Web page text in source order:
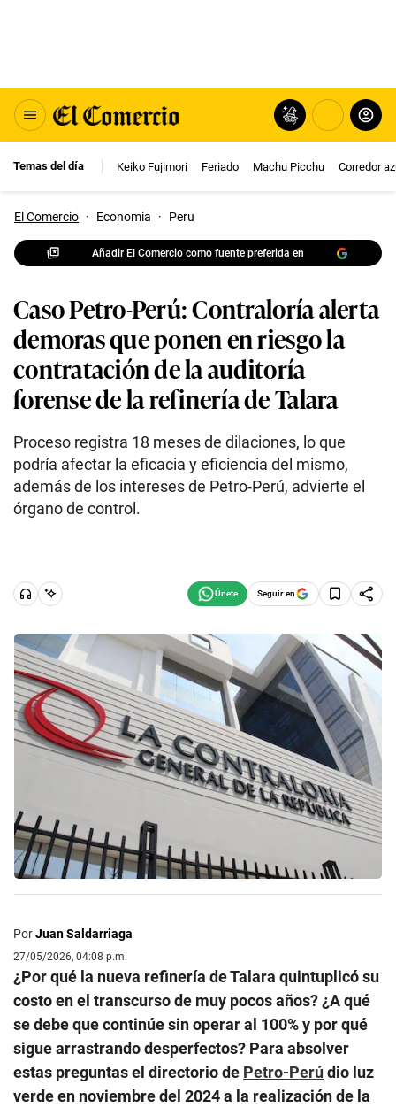
Temas del día Keiko Fujimori Feriado Machu Picchu Corredor
El Comercio · Economia · Peru
Añadir El Comercio como fuente preferida en
Caso Petro-Perú: Contraloría alerta
demoras que ponen en riesgo la
contratación de la auditoría
forense de la refinería de Talara
Proceso registra 18 meses de dilaciones, lo que
podría afectar la eficacia y eficiencia del mismo,
además de los intereses de Petro-Perú, advierte el
órgano de control.
Seguir en
PorJuan Saldarriaga
27/05/2026, 04:08 p.m.
¿Por qué la nueva refinería de Talara quintuplicó su
costo en el transcurso de muy pocos años? ¿A qué
se debe que continúe sin operar al 100% y por qué
sigue arrastrando desperfectos? Para absolver
estas preguntas el directorio de Petro-Perúdio luz
verde en noviembre del 2024 a la realización de la